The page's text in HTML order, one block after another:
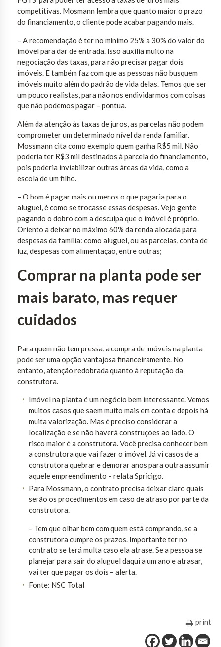
competitivas. Mosmann lembra que quanto maior o prazo
do financiamento, o cliente pode acabar pagando mais.
– A recomendação é ter no mínimo 25% a 30% do valor do
imóvel para dar de entrada. Isso auxilia muito na
negociação das taxas, para não precisar pagar dois
imóveis. E também faz com que as pessoas não busquem
imóveis muito além do padrão de vida delas. Temos que ser
um pouco realistas, para não nos endividarmos com coisas
que não podemos pagar – pontua.
Além da atenção às taxas de juros, as parcelas não podem
comprometer um determinado nível da renda familiar.
Mossmann cita como exemplo quem ganha R$5 mil. Não
poderia ter R$3 mil destinados à parcela do financiamento,
pois poderia inviabilizar outras áreas da vida, como a
escola de um filho.
– O bom é pagar mais ou menos o que pagaria para o
aluguel, é como se trocasse essas despesas. Vejo gente
pagando o dobro com a desculpa que o imóvel é próprio.
Oriento a deixar no máximo 60% da renda alocada para
despesas da família: como aluguel, ou as parcelas, conta de
luz, despesas com alimentação, entre outras;
Comprar na planta pode ser
mais barato, mas requer
cuidados
Para quem não tem pressa, a compra de imóveis na planta
pode ser uma opção vantajosa financeiramente. No
entanto, atenção redobrada quanto à reputação da
construtora.
Imóvel na planta é um negócio bem interessante. Vemos
muitos casos que saem muito mais em conta e depois há
muita valorização. Mas é preciso considerar a
localização e se não haverá construções ao lado. O
risco maior é a construtora. Você precisa conhecer bem
a construtora que vai fazer o imóvel. Já vi casos de a
construtora quebrar e demorar anos para outra assumir
aquele empreendimento – relata Spricigo.
Para Mossmann, o contrato precisa deixar claro quais
serão os procedimentos em caso de atraso por parte da
construtora.
– Tem que olhar bem com quem está comprando, se a
construtora cumpre os prazos. Importante ter no
contrato se terá multa caso ela atrase. Se a pessoa se
planejar para sair do aluguel daqui a um ano e atrasar,
vai ter que pagar os dois – alerta.
Fonte: NSC Total
print